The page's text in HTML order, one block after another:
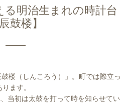
る明治生まれの時計台
辰鼓楼】
楼（しんころう）」。町では際立っ
ます。
当初は太鼓を打って時を知らせてい